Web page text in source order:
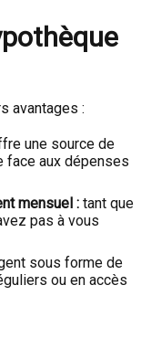
avantages :
une source de
face aux dépenses
mensuel : tant que
pas à vous
sous forme de
ou en accès